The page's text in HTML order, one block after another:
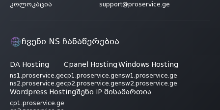
კოლოკაცია
support@proservice.ge
ჩვენი NS ჩანაწერებია
DA Hosting
ns1.proservice.ge
ns2.proservice.ge
Cpanel Hosting
cp1.proservice.ge
cp2.proservice.ge
Windows Hosting
nsw1.proservice.ge
nsw2.proservice.ge
Wordpress Hosting
cp1.proservice.ge
შენი IP მისამართია